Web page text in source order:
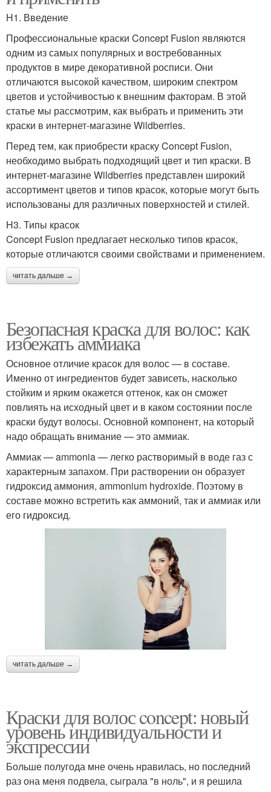
H1. Введение
Профессиональные краски Concept Fusion являются
одним из самых популярных и востребованных
продуктов в мире декоративной росписи. Они
отличаются высокой качеством, широким спектром
цветов и устойчивостью к внешним факторам. В этой
статье мы рассмотрим, как выбрать и применить эти
краски в интернет-магазине Wildberries.
Перед тем, как приобрести краску Concept Fusion,
необходимо выбрать подходящий цвет и тип краски. В
интернет-магазине Wildberries представлен широкий
ассортимент цветов и типов красок, которые могут быть
использованы для различных поверхностей и стилей.
H3. Типы красок
Concept Fusion предлагает несколько типов красок,
которые отличаются своими свойствами и применением.
читать дальше →
Безопасная краска для волос: как
избежать аммиака
Основное отличие красок для волос — в составе.
Именно от ингредиентов будет зависеть, насколько
стойким и ярким окажется оттенок, как он сможет
повлиять на исходный цвет и в каком состоянии после
краски будут волосы. Основной компонент, на который
надо обращать внимание — это аммиак.
Аммиак — ammonia — легко растворимый в воде газ с
характерным запахом. При растворении он образует
гидроксид аммония, ammonium hydroxide. Поэтому в
составе можно встретить как аммоний, так и аммиак или
его гидроксид.
читать дальше →
Краски для волос concept: новый
уровень индивидуальности и
экспрессии
Больше полугода мне очень нравилась, но последний
раз она меня подвела, сыграла "в ноль", и я решила